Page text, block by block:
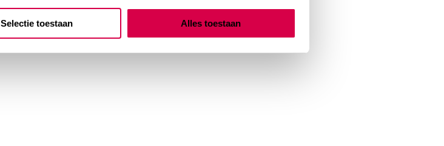
Selectie toestaan Alles toestaan